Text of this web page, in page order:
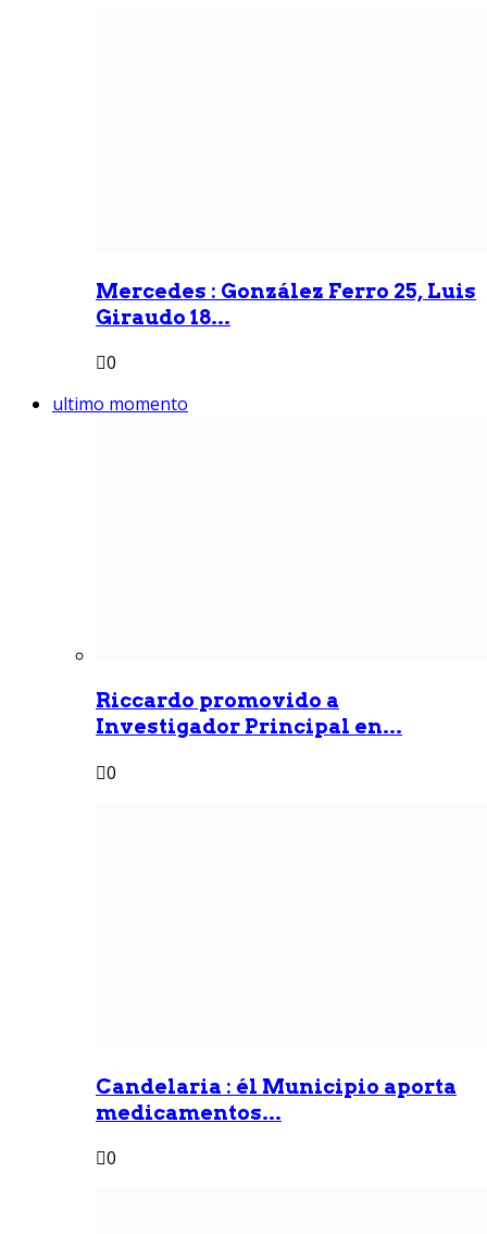
Mercedes : González Ferro 25, Luis
Giraudo 18...
0
ultimo momento
Riccardo promovido a
Investigador Principal en...
0
Candelaria : él Municipio aporta
medicamentos...
0